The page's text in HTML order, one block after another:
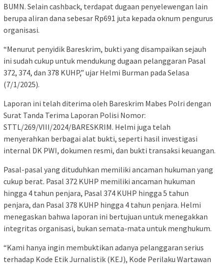
BUMN. Selain cashback, terdapat dugaan penyelewengan lain
berupa aliran dana sebesar Rp691 juta kepada oknum pengurus
organisasi.
“Menurut penyidik Bareskrim, bukti yang disampaikan sejauh
ini sudah cukup untuk mendukung dugaan pelanggaran Pasal
372, 374, dan 378 KUHP,” ujar Helmi Burman pada Selasa
(7/1/2025).
Laporan ini telah diterima oleh Bareskrim Mabes Polri dengan
Surat Tanda Terima Laporan Polisi Nomor:
STTL/269/VIII/2024/BARESKRIM. Helmi juga telah
menyerahkan berbagai alat bukti, seperti hasil investigasi
internal DK PWI, dokumen resmi, dan bukti transaksi keuangan.
Pasal-pasal yang dituduhkan memiliki ancaman hukuman yang
cukup berat. Pasal 372 KUHP memiliki ancaman hukuman
hingga 4 tahun penjara, Pasal 374 KUHP hingga 5 tahun
penjara, dan Pasal 378 KUHP hingga 4 tahun penjara. Helmi
menegaskan bahwa laporan ini bertujuan untuk menegakkan
integritas organisasi, bukan semata-mata untuk menghukum.
“Kami hanya ingin membuktikan adanya pelanggaran serius
terhadap Kode Etik Jurnalistik (KEJ), Kode Perilaku Wartawan